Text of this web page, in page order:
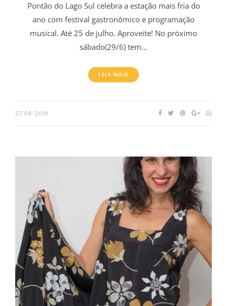
Pontão do Lago Sul celebra a estação mais fria do
ano com festival gastronômico e programação
musical. Até 25 de julho. Aproveite! No próximo
sábado(29/6) tem…
LEIA MAIS
27/06/2019